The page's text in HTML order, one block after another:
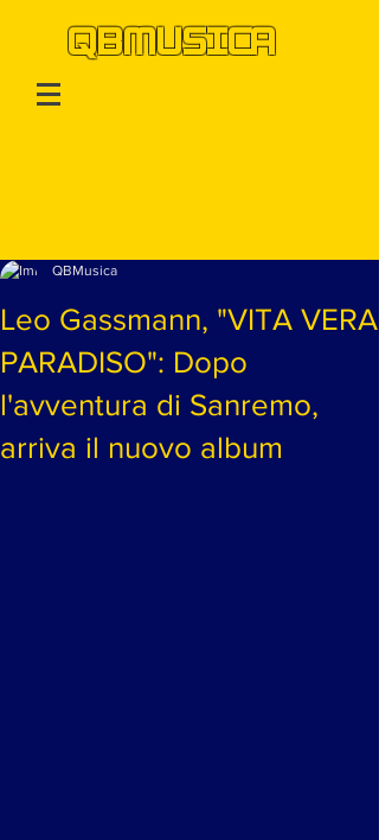
QBMUSICA
Leo Gassmann, "VITA VERA
PARADISO": Dopo
l'avventura di Sanremo,
arriva il nuovo album
QBMusica